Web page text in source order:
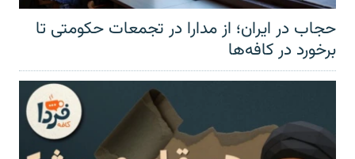
حجاب در ایران؛ از مدارا در تجمعات حکومتی تا
برخورد در کافه‌ها